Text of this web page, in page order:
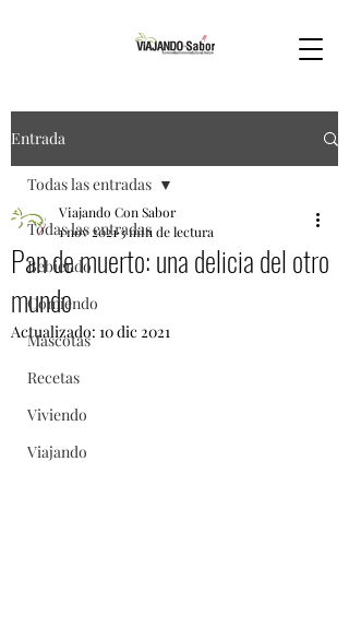
Entrada
Todas las entradas
Bebiendo
Comiendo
Mascotas
Recetas
Viviendo
Viajando
Todas las entradas
Pan de muerto: una delicia del otro
mundo
Viajando Con Sabor
1 nov 20213 min de lectura
Actualizado: 10 dic 2021